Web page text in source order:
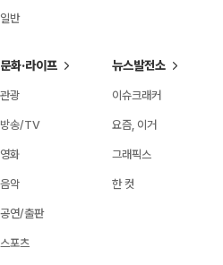
일반
문화·라이프
관광
방송/TV
영화
음악
공연/출판
스포츠
뉴스발전소
이슈크래커
요즘, 이거
그래픽스
한 컷